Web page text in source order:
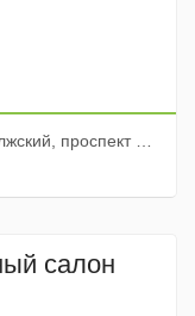
Ленина, 203
салон